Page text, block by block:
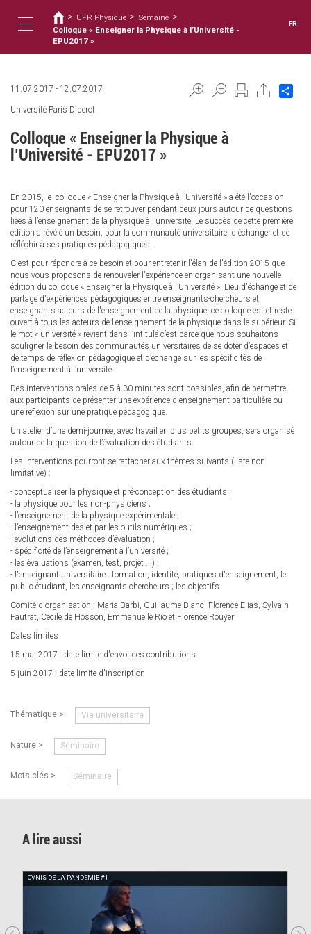
contenu
Toggle
navigation
Vous
êtes
ici
> UFR Physique > Semaine >
Colloque « Enseigner la Physique à l’Université -
EPU2017 »
FR
11.07.2017 - 12.07.2017
Université Paris Diderot
Colloque « Enseigner la Physique à
l’Université - EPU2017 »
En 2015, le colloque « Enseigner la Physique à l’Université » a été l'occasion
pour 120 enseignants de se retrouver pendant deux jours autour de questions
liées à l’enseignement de la physique à l’université. Le succès de cette première
édition a révélé un besoin, pour la communauté universitaire, d'échanger et de
réfléchir à ses pratiques pédagogiques.
C'est pour répondre à ce besoin et pour entretenir l'élan de l'édition 2015 que
nous vous proposons de renouveler l'expérience en organisant une nouvelle
édition du colloque « Enseigner la Physique à l’Université ». Lieu d'échange et de
partage d'expériences pédagogiques entre enseignants-chercheurs et
enseignants acteurs de l'enseignement de la physique, ce colloque est et reste
ouvert à tous les acteurs de l’enseignement de la physique dans le supérieur. Si
le mot « université » revient dans l’intitulé c’est parce que nous souhaitons
souligner le besoin des communautés universitaires de se doter d’espaces et
de temps de réflexion pédagogique et d’échange sur les spécificités de
l’enseignement à l’université.
Des interventions orales de 5 à 30 minutes sont possibles, afin de permettre
aux participants de présenter une expérience d'enseignement particulière ou
une réflexion sur une pratique pédagogique.
Un atelier d’une demi-journée, avec travail en plus petits groupes, sera organisé
autour de la question de l’évaluation des étudiants.
Les interventions pourront se rattacher aux thèmes suivants (liste non
limitative) :
- conceptualiser la physique et pré-conception des étudiants ;
- la physique pour les non-physiciens ;
- l’enseignement de la physique expérimentale ;
- l’enseignement des et par les outils numériques ;
- évolutions des méthodes d’évaluation ;
- spécificité de l’enseignement à l’université ;
- les évaluations (examen, test, projet ...) ;
- l'enseignant universitaire : formation, identité, pratiques d'enseignement, le
public étudiant, les enseignants chercheurs ; les objectifs.
Comité d'organisation : Maria Barbi, Guillaume Blanc, Florence Elias, Sylvain
Fautrat, Cécile de Hosson, Emmanuelle Rio et Florence Rouyer
Dates limites
15 mai 2017 : date limite d'envoi des contributions
5 juin 2017 : date limite d'inscription
Thématique > Vie universitaire
Nature > Séminaire
Mots clés > Séminaire
A lire aussi
OVNIS DE LA PANDEMIE #1